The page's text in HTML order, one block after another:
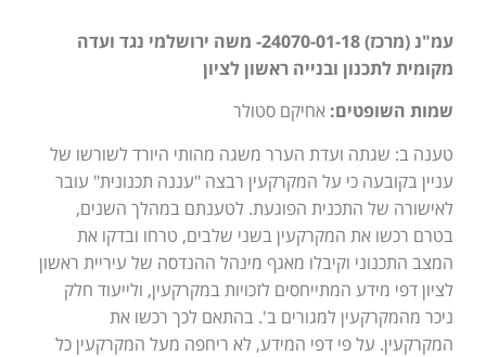
עמ"נ (מרכז) 24070-01-18- משה ירושלמי נגד ועדה
מקומית לתכנון ובנייה ראשון לציון
שמות השופטים: אחיקם סטולר
טענה ב: שגתה ועדת הערר משגה מהותי היורד לשורשו של
עניין בקובעה כי על המקרקעין רבצה "עננה תכנונית" עובר
לאישורה של התכנית הפוגעת. לטענתם במהלך השנים,
בטרם רכשו את המקרקעין בשני שלבים, טרחו ובדקו את
המצב התכנוני וקיבלו מאגף מינהל ההנדסה של עיריית ראשון
לציון דפי מידע המתייחסים לזכויות במקרקעין, ולייעוד חלק
ניכר מהמקרקעין למגורים ב'. בהתאם לכך רכשו את
המקרקעין. על פי דפי המידע, לא ריחפה מעל המקרקעין כל